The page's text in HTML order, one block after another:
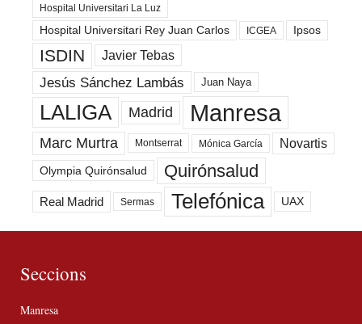
Hospital Universitari La Luz
Hospital Universitari Rey Juan Carlos ICGEA Ipsos
ISDIN Javier Tebas
Jesús Sánchez Lambás Juan Naya
LALIGA Madrid Manresa
Marc Murtra Montserrat Mónica García Novartis
Olympia Quirónsalud Quirónsalud
Real Madrid Sermas Telefónica UAX
Seccions
Manresa